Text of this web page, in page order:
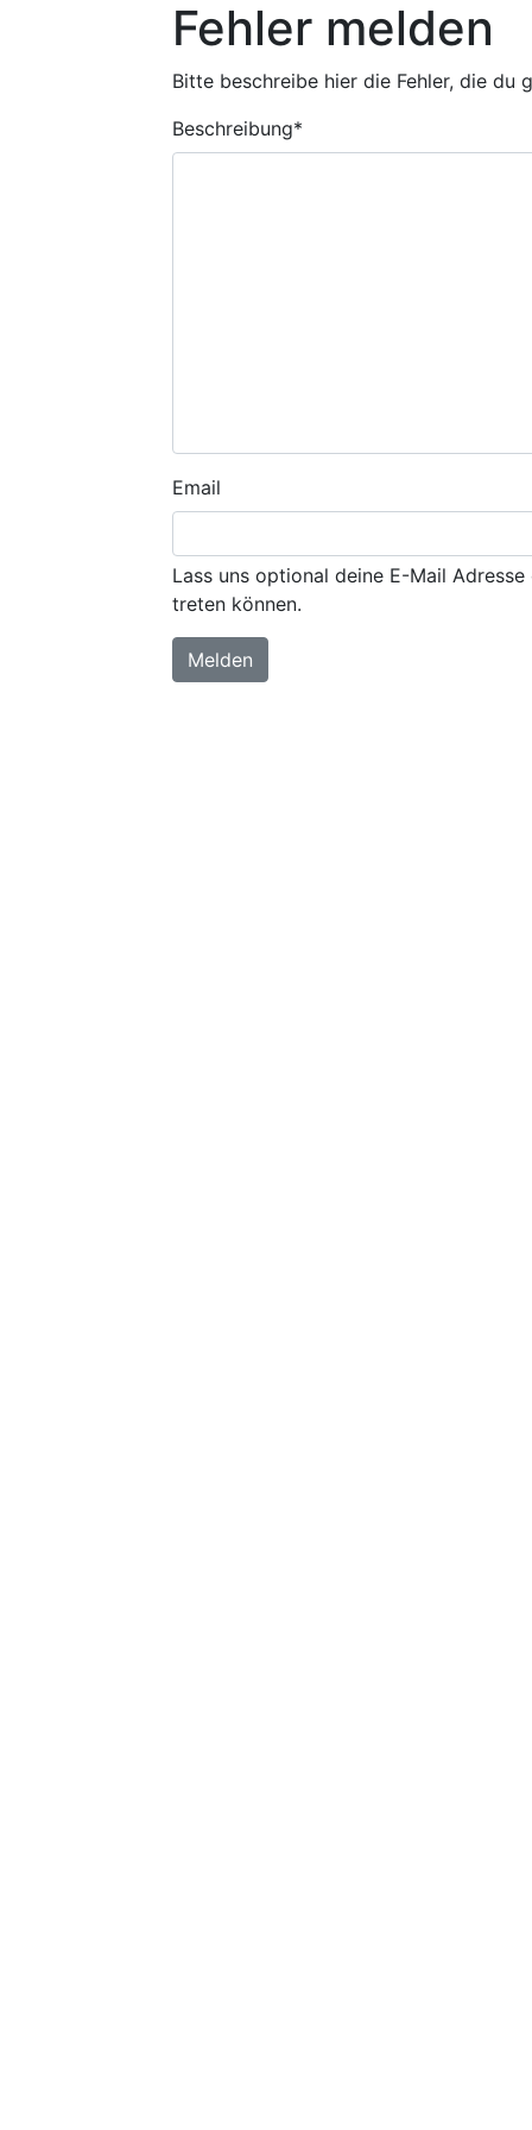
Fehler melden
Bitte beschreibe hier die Fehler, die du
Beschreibung*
Email
Lass uns optional deine E-Mail
treten können.
Melden